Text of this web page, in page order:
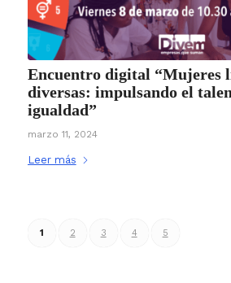
Encuentro digital “Mujeres
diversas: impulsando el
igualdad”
marzo 11, 2024
Leer más
1 2 3 4 5